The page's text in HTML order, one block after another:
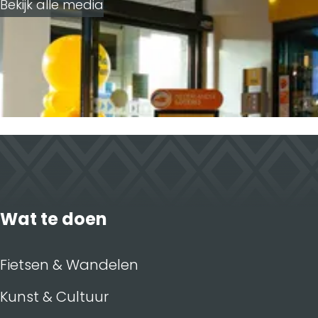
Bekijk alle media
Wat te doen
Fietsen & Wandelen
Kunst & Cultuur